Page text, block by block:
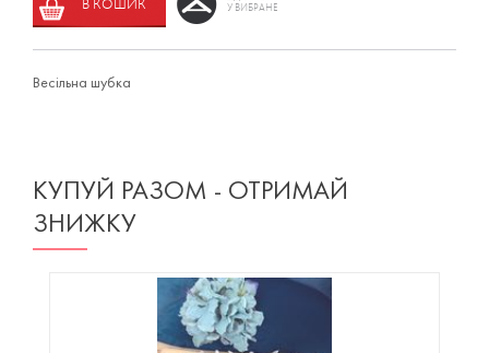
У ВИБРАНЕ
Весільна шубка
КУПУЙ РАЗОМ - ОТРИМАЙ
ЗНИЖКУ